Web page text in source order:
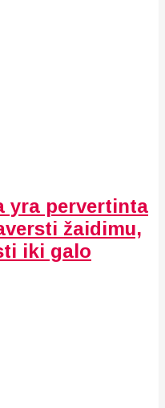
yra pervertinta
žaidimu,
iki galo